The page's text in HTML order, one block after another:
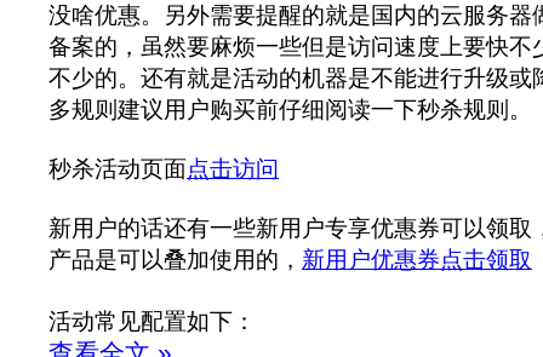
没啥优惠。另外需要提醒的就是国内的云服务器
备案的，虽然要麻烦一些但是访问速度上要快不
不少的。还有就是活动的机器是不能进行升级或
多规则建议用户购买前仔细阅读一下秒杀规则。
秒杀活动页面点击访问
新用户的话还有一些新用户专享优惠券可以领取
产品是可以叠加使用的， 新用户优惠券点击领取
活动常见配置如下：